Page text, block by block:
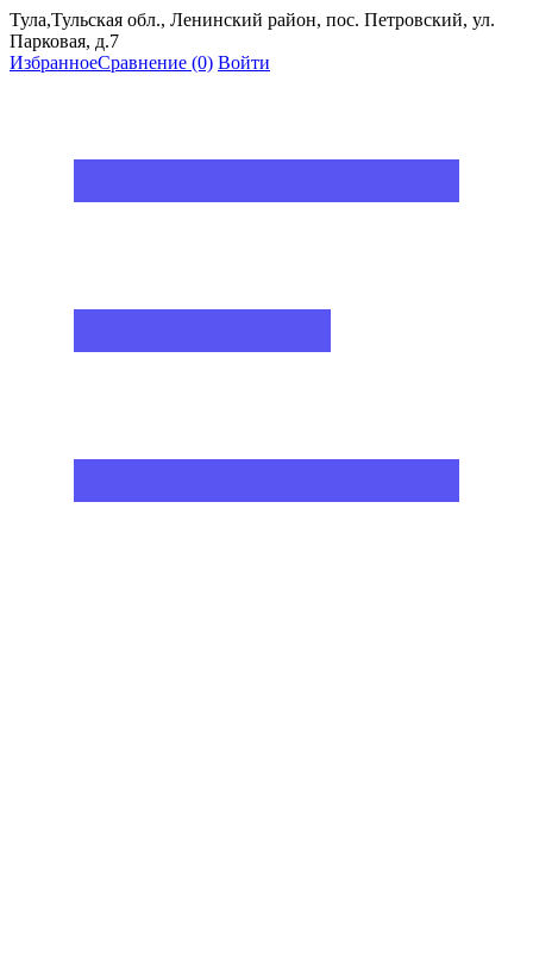
Тула,Тульская обл., Ленинский район, пос. Петровский, ул.
Парковая, д.7
ИзбранноеСравнение (0) Войти